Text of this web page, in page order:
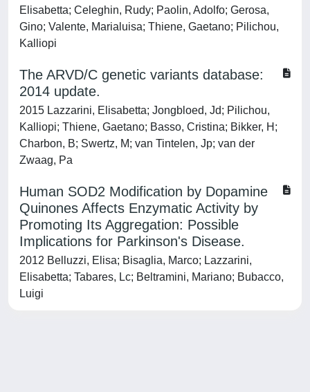
Elisabetta; Celeghin, Rudy; Paolin, Adolfo; Gerosa,
Gino; Valente, Marialuisa; Thiene, Gaetano; Pilichou,
Kalliopi
The ARVD/C genetic variants database:
2014 update.
2015 Lazzarini, Elisabetta; Jongbloed, Jd; Pilichou,
Kalliopi; Thiene, Gaetano; Basso, Cristina; Bikker, H;
Charbon, B; Swertz, M; van Tintelen, Jp; van der
Zwaag, Pa
Human SOD2 Modification by Dopamine
Quinones Affects Enzymatic Activity by
Promoting Its Aggregation: Possible
Implications for Parkinson's Disease.
2012 Belluzzi, Elisa; Bisaglia, Marco; Lazzarini,
Elisabetta; Tabares, Lc; Beltramini, Mariano; Bubacco,
Luigi